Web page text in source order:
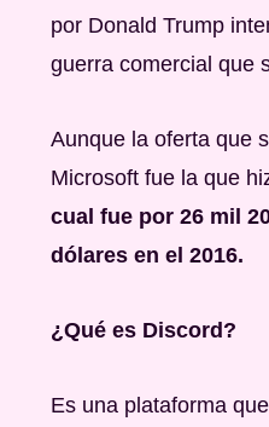
por Donald Trump
guerra comercial que
Aunque la oferta que
Microsoft fue la que
cual fue por 26 mil
dólares en el 2016.
¿Qué es Discord?
Es una plataforma